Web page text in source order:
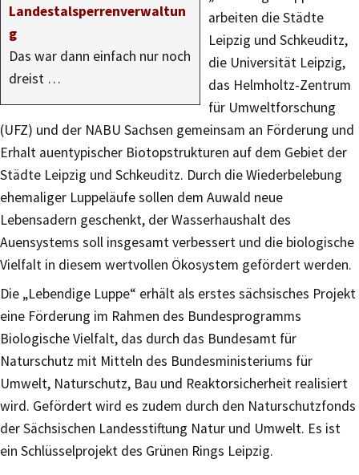
Landestalsperrenverwaltun
g
Das war dann einfach nur noch
dreist …
arbeiten die Städte
Leipzig und Schkeuditz,
die Universität Leipzig,
das Helmholtz-Zentrum
für Umweltforschung
(UFZ) und der NABU Sachsen gemeinsam an Förderung und
Erhalt auentypischer Biotopstrukturen auf dem Gebiet der
Städte Leipzig und Schkeuditz. Durch die Wiederbelebung
ehemaliger Luppeläufe sollen dem Auwald neue
Lebensadern geschenkt, der Wasserhaushalt des
Auensystems soll insgesamt verbessert und die biologische
Vielfalt in diesem wertvollen Ökosystem gefördert werden.
Die „Lebendige Luppe“ erhält als erstes sächsisches Projekt
eine Förderung im Rahmen des Bundesprogramms
Biologische Vielfalt, das durch das Bundesamt für
Naturschutz mit Mitteln des Bundesministeriums für
Umwelt, Naturschutz, Bau und Reaktorsicherheit realisiert
wird. Gefördert wird es zudem durch den Naturschutzfonds
der Sächsischen Landesstiftung Natur und Umwelt. Es ist
ein Schlüsselprojekt des Grünen Rings Leipzig.